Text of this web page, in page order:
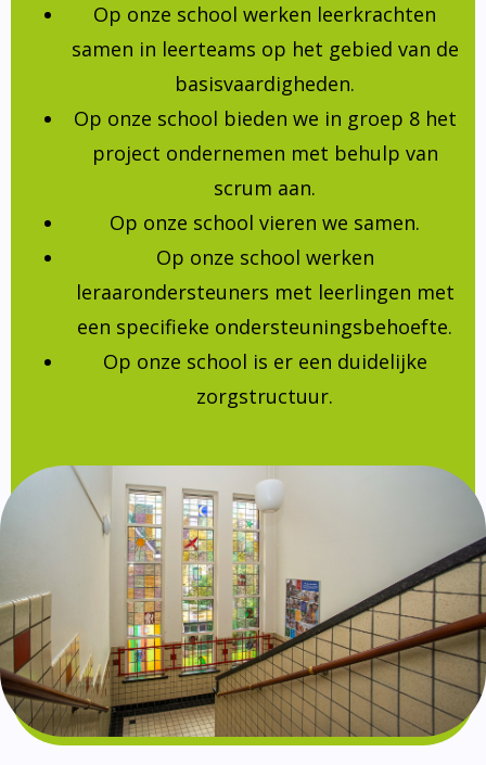
Op onze school werken leerkrachten
samen in leerteams op het gebied van de
basisvaardigheden.
Op onze school bieden we in groep 8 het
project ondernemen met behulp van
scrum aan.
Op onze school vieren we samen.
Op onze school werken
leraarondersteuners met leerlingen met
een specifieke ondersteuningsbehoefte.
Op onze school is er een duidelijke
zorgstructuur.